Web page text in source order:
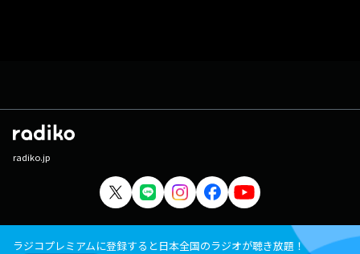
radiko.jp
ラジコプレミアムに登録すると日本全国のラジオが聴き放題！